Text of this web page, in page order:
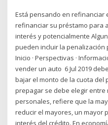
Está pensando en refinanciar
refinanciar su préstamo para
interés y potencialmente
pueden incluir la
Inicio · Perspectivas ·
vender un auto 6 Jul 2019
bajar el monto de la cuota del
prepagar se debe elegir entre
personales, refiere que la
reducir el mayores, un mayor
interés del crédito. En